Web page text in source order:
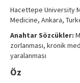
Copyright
Contact Us
Hacettepe University
Medicine, Ankara,
Anahtar Sözcükler:
zorlanması, kronik
yaralanması
Öz